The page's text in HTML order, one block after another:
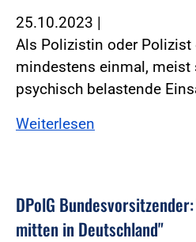
25.10.2023 |
Als Polizistin oder Polizist
mindestens einmal, meist
psychisch belastende
Weiterlesen
DPolG
mitten in Deutschland"